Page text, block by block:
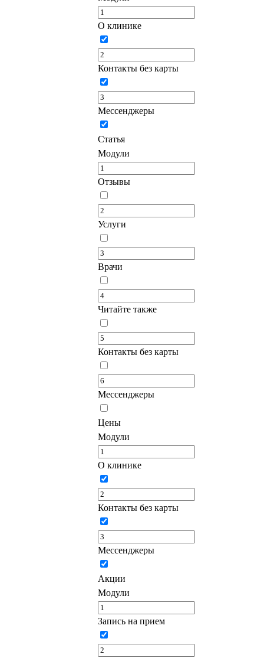
О клинике
Контакты без карты
Мессенджеры
Статья
Модули
Отзывы
Услуги
Врачи
Читайте также
Контакты без карты
Мессенджеры
Цены
Модули
О клинике
Контакты без карты
Мессенджеры
Акции
Модули
Запись на прием